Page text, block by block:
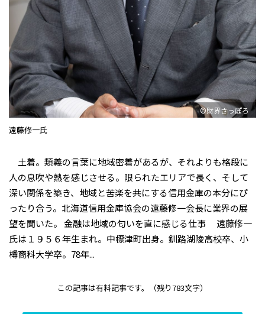
©財界さっぽろ
遠藤修一氏
土着。類義の言葉に地域密着があるが、それよりも格段に
人の息吹や熱を感じさせる。限られたエリアで長く、そして
深い関係を築き、地域と苦楽を共にする信用金庫の本分にぴ
ったり合う。北海道信用金庫協会の遠藤修一会長に業界の展
望を聞いた。 金融は地域の匂いを直に感じる仕事 遠藤修一
氏は１９５６年生まれ。中標津町出身。釧路湖陵高校卒、小
樽商科大学卒。78年...
この記事は有料記事です。 （残り783文字）